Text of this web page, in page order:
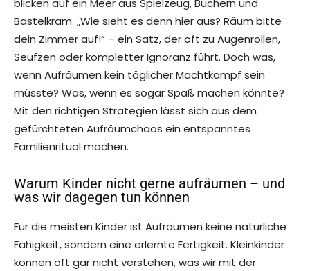
blicken auf ein Meer aus Spielzeug, Büchern und
Bastelkram. „Wie sieht es denn hier aus? Räum bitte
dein Zimmer auf!“ – ein Satz, der oft zu Augenrollen,
Seufzen oder kompletter Ignoranz führt. Doch was,
wenn Aufräumen kein täglicher Machtkampf sein
müsste? Was, wenn es sogar Spaß machen könnte?
Mit den richtigen Strategien lässt sich aus dem
gefürchteten Aufräumchaos ein entspanntes
Familienritual machen.
Warum Kinder nicht gerne aufräumen – und
was wir dagegen tun können
Für die meisten Kinder ist Aufräumen keine natürliche
Fähigkeit, sondern eine erlernte Fertigkeit. Kleinkinder
können oft gar nicht verstehen, was wir mit der